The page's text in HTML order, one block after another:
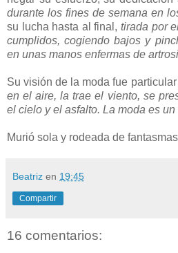
durante los fines de semana en
su lucha hasta al final, tirada por
cumplidos, cogiendo bajos y
en unas manos enfermas de
Su visión de la moda fue
en el aire, la trae el viento, se
el cielo y el asfalto. La moda es
Murió sola y rodeada de
Beatriz en 19:45
Compartir
16 comentarios: